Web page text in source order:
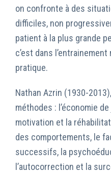
on confronte à des
difficiles, non
patient à la plus grande
c’est dans
pratique.
Nathan Azrin (1930-
méthodes : l’économie
motivation et la
des comportements, le
successifs, la
l’autocorrection et la